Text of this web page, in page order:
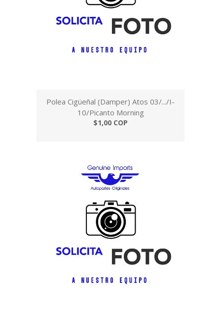
Polea Cigüeñal (Damper) Atos 03/.../I-
10/Picanto Morning
$1,00 COP